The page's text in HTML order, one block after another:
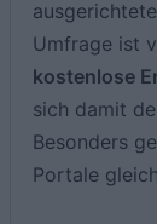
Umfrage ist
kostenlose
sich damit
Besonders
Portale